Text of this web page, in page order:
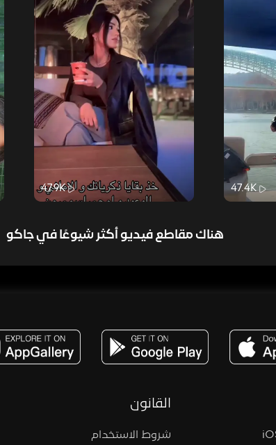
47.4K
47.9K
هناك مقاطع فيديو أكثر شيوعًا في جاكو
القانون
شروط الاستخدام